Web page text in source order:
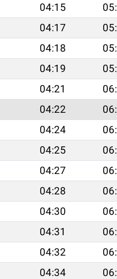
04:15
04:17
04:18
04:19
04:21
04:22
04:24
04:25
04:27
04:28
04:30
04:31
04:32
04:34